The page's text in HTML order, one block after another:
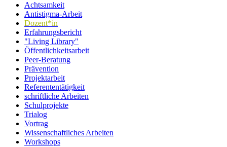
Achtsamkeit
Antistigma-Arbeit
Dozent*in
Erfahrungsbericht
"Living Library"
Öffentlichkeitsarbeit
Peer-Beratung
Prävention
Projektarbeit
Referententätigkeit
schriftliche Arbeiten
Schulprojekte
Trialog
Vortrag
Wissenschaftliches Arbeiten
Workshops